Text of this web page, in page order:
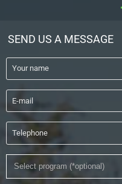
SEND US A MESSAGE